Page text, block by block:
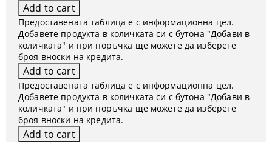
Предоставената таблица е с информационна цел.
Добавете продукта в количката си с бутона "Добави в
количката" и при поръчка ще можете да изберете
броя вноски на кредита.
Предоставената таблица е с информационна цел.
Добавете продукта в количката си с бутона "Добави в
количката" и при поръчка ще можете да изберете
броя вноски на кредита.